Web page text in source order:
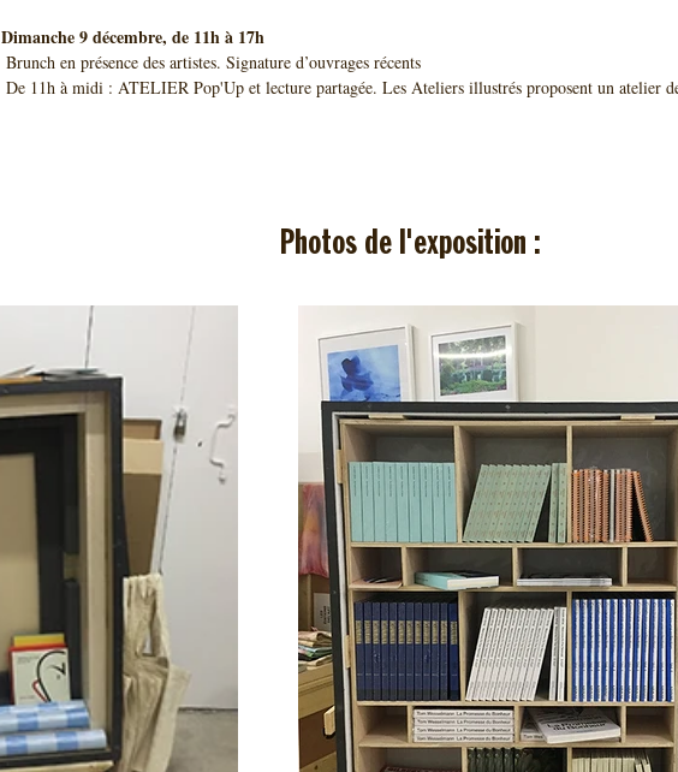
Dimanche 9 décembre, de 11h à 17h
Brunch en présence des artistes. Signature d’ouvrages récents
De 11h à midi : ATELIER Pop'Up et lecture partagée. Les Ateliers illustrés proposent un atelier
Photos de l'exposition :